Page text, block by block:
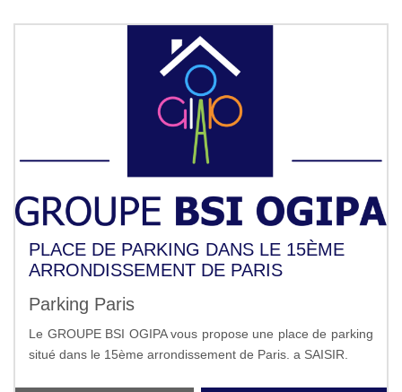
PLACE DE PARKING DANS LE 15ÈME
ARRONDISSEMENT DE PARIS
Parking Paris
Le GROUPE BSI OGIPA vous propose une place de parking
situé dans le 15ème arrondissement de Paris. a SAISIR.